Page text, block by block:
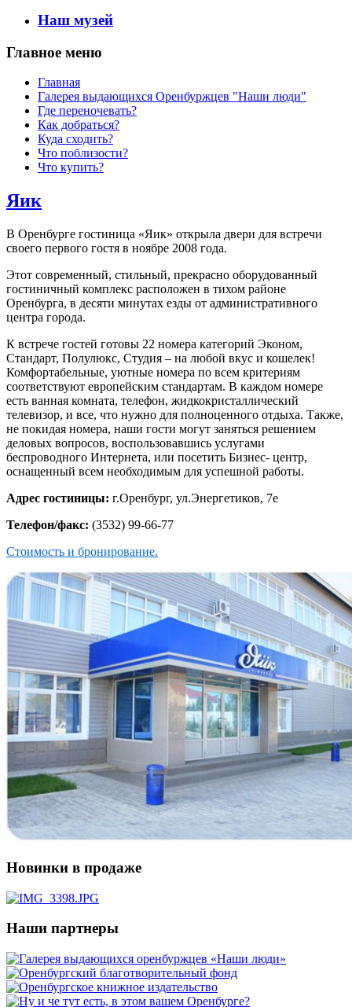
Наш музей
Главное меню
Главная
Галерея выдающихся Оренбуржцев "Наши люди"
Где переночевать?
Как добраться?
Куда сходить?
Что поблизости?
Что купить?
Яик
В Оренбурге гостиница «Яик» открыла двери для встречи
своего первого гостя в ноябре 2008 года.
Этот современный, стильный, прекрасно оборудованный
гостиничный комплекс расположен в тихом районе
Оренбурга, в десяти минутах езды от административного
центра города.
К встрече гостей готовы 22 номера категорий Эконом,
Стандарт, Полулюкс, Студия – на любой вкус и кошелек!
Комфортабельные, уютные номера по всем критериям
соответствуют европейским стандартам. В каждом номере
есть ванная комната, телефон, жидкокристаллический
телевизор, и все, что нужно для полноценного отдыха. Также,
не покидая номера, наши гости могут заняться решением
деловых вопросов, воспользовавшись услугами
беспроводного Интернета, или посетить Бизнес- центр,
оснащенный всем необходимым для успешной работы.
Адрес гостиницы: г.Оренбург, ул.Энергетиков, 7е
Телефон/факс: (3532) 99-66-77
Стоимость и бронирование.
Новинки в продаже
Наши партнеры